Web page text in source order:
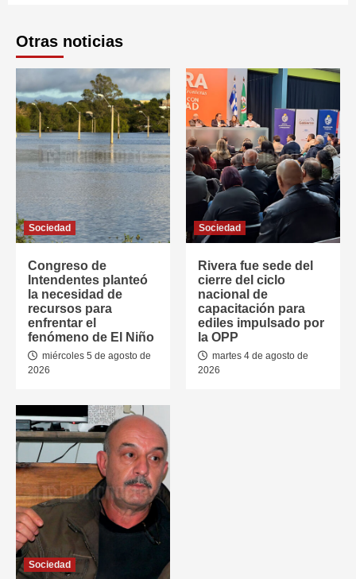
Otras noticias
Sociedad
Congreso de
Intendentes planteó
la necesidad de
recursos para
enfrentar el
fenómeno de El Niño
miércoles 5 de agosto de
2026
Sociedad
Rivera fue sede del
cierre del ciclo
nacional de
capacitación para
ediles impulsado por
la OPP
martes 4 de agosto de
2026
Sociedad